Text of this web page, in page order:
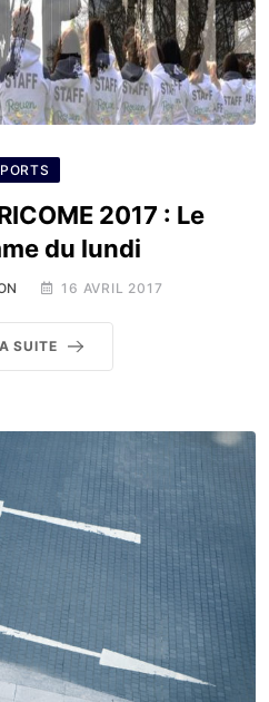
2017 : Le
du lundi
16 AVRIL 2017
SUITE